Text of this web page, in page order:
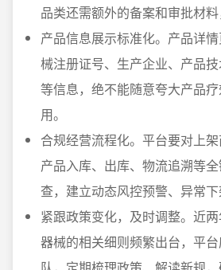
品类还需额外的备案和审批材料
产品信息展示标准化。产品详
械注册证号、生产企业、产品
等信息，绝不能随意夸大产品
用。
合规经营流程化。平台要对上架
产品入库、出库、物流追溯等
查，建立动态风控预警、异常下
紧跟政策变化，及时调整。近
器械的相关细则频繁出台，平